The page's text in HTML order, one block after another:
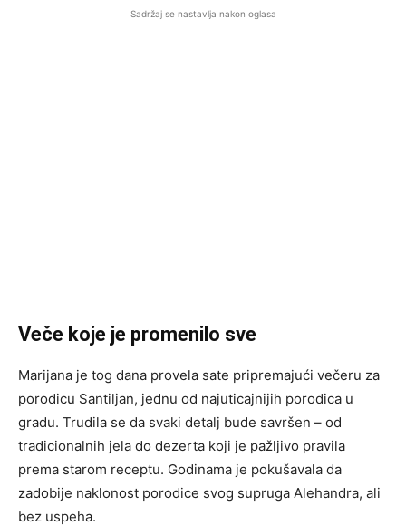
Sadržaj se nastavlja nakon oglasa
Veče koje je promenilo sve
Marijana je tog dana provela sate pripremajući večeru za
porodicu Santiljan, jednu od najuticajnijih porodica u
gradu. Trudila se da svaki detalj bude savršen – od
tradicionalnih jela do dezerta koji je pažljivo pravila
prema starom receptu. Godinama je pokušavala da
zadobije naklonost porodice svog supruga Alehandra, ali
bez uspeha.